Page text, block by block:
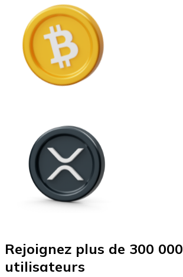
Rejoignez plus de 300 000
utilisateurs